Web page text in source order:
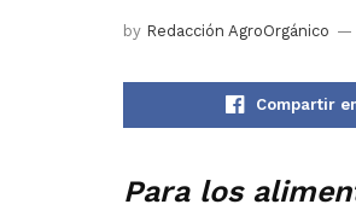
by Redacción AgroOrgánico
Compartir
Para los